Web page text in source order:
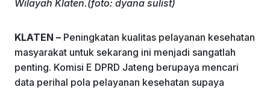
o
o
k
n p
p
m
Wilayah Klaten.(foto: dyana sulist)
KLATEN – Peningkatan kualitas pelayanan kesehatan
masyarakat untuk sekarang ini menjadi sangatlah
penting. Komisi E DPRD Jateng berupaya mencari
data perihal pola pelayanan kesehatan supaya